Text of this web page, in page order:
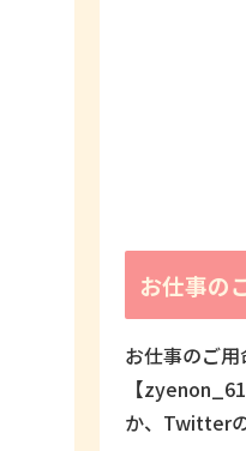
お仕事の
お仕事のご
【
か、Twitter